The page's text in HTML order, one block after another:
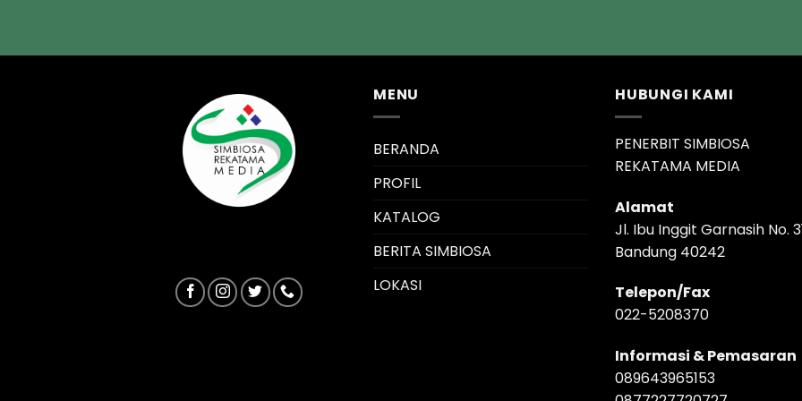
MENU
BERANDA
PROFIL
KATALOG
BERITA SIMBIOSA
LOKASI
HUBUNGI KAMI
PENERBIT SIMBIOSA
REKATAMA MEDIA
Alamat
Jl. Ibu Inggit Garnasih No.
Bandung 40242
Telepon/Fax
022-5208370
Informasi & Pemasaran
089643965153